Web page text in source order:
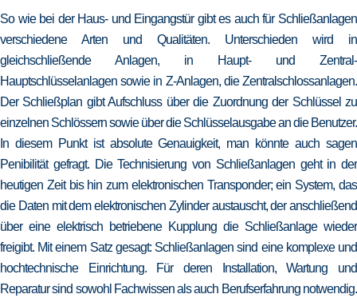
So wie bei der Haus- und Eingangstür gibt es auch für Schließanlagen
verschiedene Arten und Qualitäten. Unterschieden wird in
gleichschließende Anlagen, in Haupt- und Zentral-
Hauptschlüsselanlagen sowie in Z-Anlagen, die Zentralschlossanlagen.
Der Schließplan gibt Aufschluss über die Zuordnung der Schlüssel zu
einzelnen Schlössern sowie über die Schlüsselausgabe an die Benutzer.
In diesem Punkt ist absolute Genauigkeit, man könnte auch sagen
Penibilität gefragt. Die Technisierung von Schließanlagen geht in der
heutigen Zeit bis hin zum elektronischen Transponder; ein System, das
die Daten mit dem elektronischen Zylinder austauscht, der anschließend
über eine elektrisch betriebene Kupplung die Schließanlage wieder
freigibt. Mit einem Satz gesagt: Schließanlagen sind eine komplexe und
hochtechnische Einrichtung. Für deren Installation, Wartung und
Reparatur sind sowohl Fachwissen als auch Berufserfahrung notwendig.